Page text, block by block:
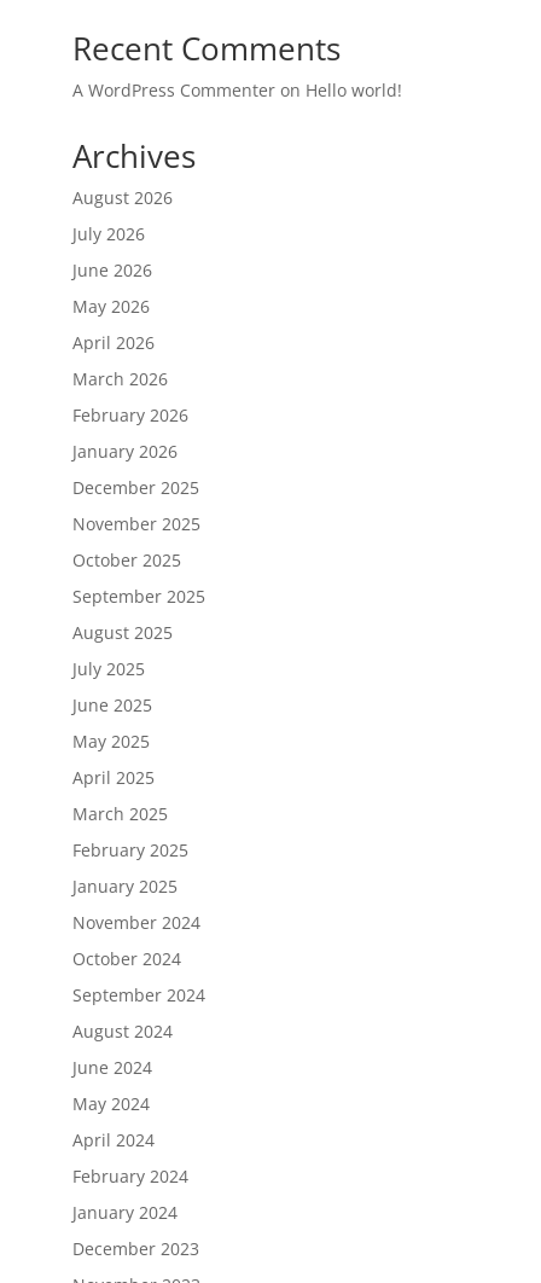
Recent Comments
A WordPress Commenteron Hello world!
Archives
August 2026
July 2026
June 2026
May 2026
April 2026
March 2026
February 2026
January 2026
December 2025
November 2025
October 2025
September 2025
August 2025
July 2025
June 2025
May 2025
April 2025
March 2025
February 2025
January 2025
November 2024
October 2024
September 2024
August 2024
June 2024
May 2024
April 2024
February 2024
January 2024
December 2023